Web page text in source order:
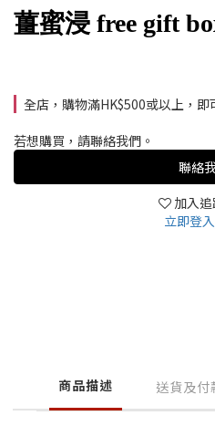
薑蜜浸 free gift
全店，購物滿HK$500或以上，即
若想購買，請聯絡我們。
聯絡
加入
立即登
商品描述 送貨及付